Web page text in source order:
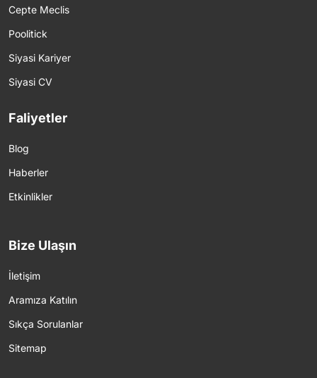
Cepte Meclis
Poolitick
Siyasi Kariyer
Siyasi CV
Faliyetler
Blog
Haberler
Etkinlikler
Bize Ulaşın
İletişim
Aramıza Katılın
Sıkça Sorulanlar
Sitemap